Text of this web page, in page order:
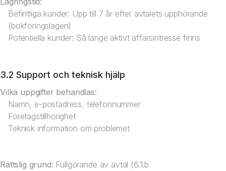
Befintliga kunder: Upp till 7 år efter avtalets upphörande
(bokföringslagen)
Potentiella kunder: Så länge aktivt affärsintresse finns
3.2 Support och teknisk hjälp
Vilka uppgifter behandlas:
Namn, e-postadress, telefonnummer
Företagstillhörighet
Teknisk information om problemet
Rättslig grund: Fullgörande av avtal (6.1.b